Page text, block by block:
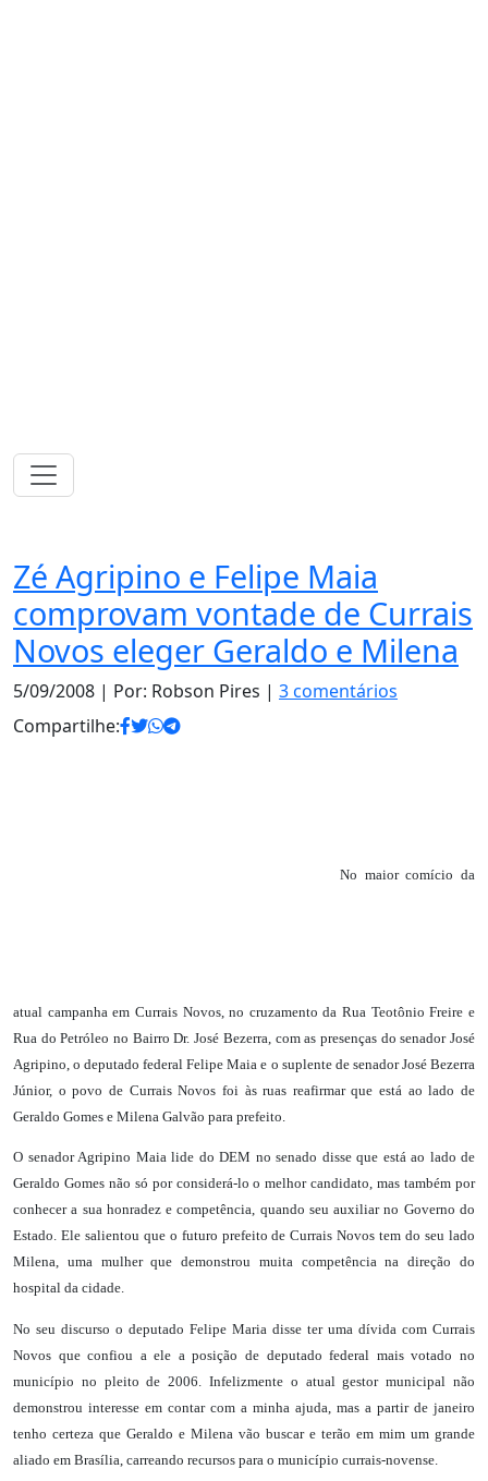
Zé Agripino e Felipe Maia
comprovam vontade de Currais
Novos eleger Geraldo e Milena
5/09/2008 | Por: Robson Pires | 3 comentários
Compartilhe:
No maior comício da
atual campanha em Currais Novos, no cruzamento da Rua Teotônio Freire e
Rua do Petróleo no Bairro Dr. José Bezerra, com as presenças do senador José
Agripino, o deputado federal Felipe Maia e o suplente de senador José Bezerra
Júnior, o povo de Currais Novos foi às ruas reafirmar que está ao lado de
Geraldo Gomes e Milena Galvão para prefeito.
O senador Agripino Maia lide do DEM no senado disse que está ao lado de
Geraldo Gomes não só por considerá-lo o melhor candidato, mas também por
conhecer a sua honradez e competência, quando seu auxiliar no Governo do
Estado. Ele salientou que o futuro prefeito de Currais Novos tem do seu lado
Milena, uma mulher que demonstrou muita competência na direção do
hospital da cidade.
No seu discurso o deputado Felipe Maria disse ter uma dívida com Currais
Novos que confiou a ele a posição de deputado federal mais votado no
município no pleito de 2006. Infelizmente o atual gestor municipal não
demonstrou interesse em contar com a minha ajuda, mas a partir de janeiro
tenho certeza que Geraldo e Milena vão buscar e terão em mim um grande
aliado em Brasília, carreando recursos para o município currais-novense.